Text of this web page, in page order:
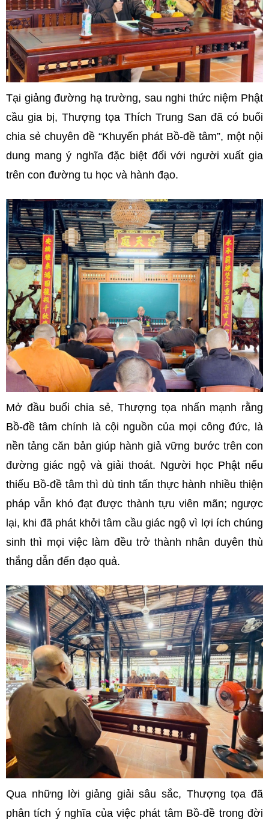
Tại giảng đường hạ trường, sau nghi thức niệm Phật
cầu gia bị, Thượng tọa Thích Trung San đã có buổi
chia sẻ chuyên đề “Khuyến phát Bồ-đề tâm”, một nội
dung mang ý nghĩa đặc biệt đối với người xuất gia
trên con đường tu học và hành đạo.
Mở đầu buổi chia sẻ, Thượng tọa nhấn mạnh rằng
Bồ-đề tâm chính là cội nguồn của mọi công đức, là
nền tảng căn bản giúp hành giả vững bước trên con
đường giác ngộ và giải thoát. Người học Phật nếu
thiếu Bồ-đề tâm thì dù tinh tấn thực hành nhiều thiện
pháp vẫn khó đạt được thành tựu viên mãn; ngược
lại, khi đã phát khởi tâm cầu giác ngộ vì lợi ích chúng
sinh thì mọi việc làm đều trở thành nhân duyên thù
thắng dẫn đến đạo quả.
Qua những lời giảng giải sâu sắc, Thượng tọa đã
phân tích ý nghĩa của việc phát tâm Bồ-đề trong đời